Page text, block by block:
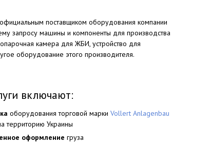
поставщиком оборудования компании
запросу машины и компоненты для производства
камера для ЖБИ, устройство для
оборудование этого производителя.
включают:
оборудования торговой марки Vollert Anlagenbau
территорию Украины
оформление груза